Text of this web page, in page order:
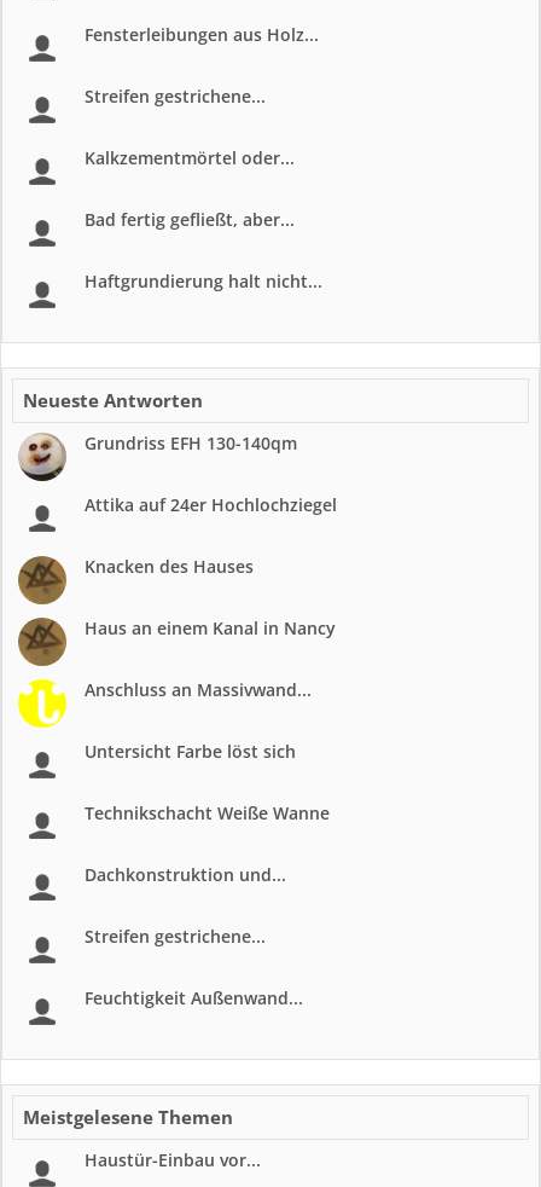
Fensterleibungen aus Holz...
Streifen gestrichene...
Kalkzementmörtel oder...
Bad fertig gefließt, aber...
Haftgrundierung halt nicht...
Neueste Antworten
Grundriss EFH 130-140qm
Attika auf 24er Hochlochziegel
Knacken des Hauses
Haus an einem Kanal in Nancy
Anschluss an Massivwand...
Untersicht Farbe löst sich
Technikschacht Weiße Wanne
Dachkonstruktion und...
Streifen gestrichene...
Feuchtigkeit Außenwand...
Meistgelesene Themen
Haustür-Einbau vor...